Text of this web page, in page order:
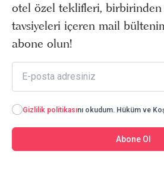
otel özel teklifleri, birbirinden
tavsiyeleri içeren mail
abone olun!
Gizlilik politikasını okudum. Hüküm ve
Abone Ol